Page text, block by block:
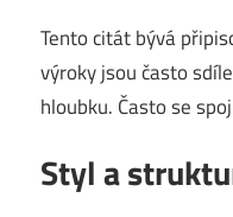
Tento citát bývá
výroky jsou často
hloubku. Často se
Styl a